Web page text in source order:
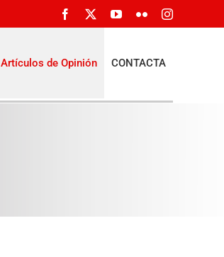
Facebook YouTube
FlickrInstagram
Artículos de Opinión CONTACTA